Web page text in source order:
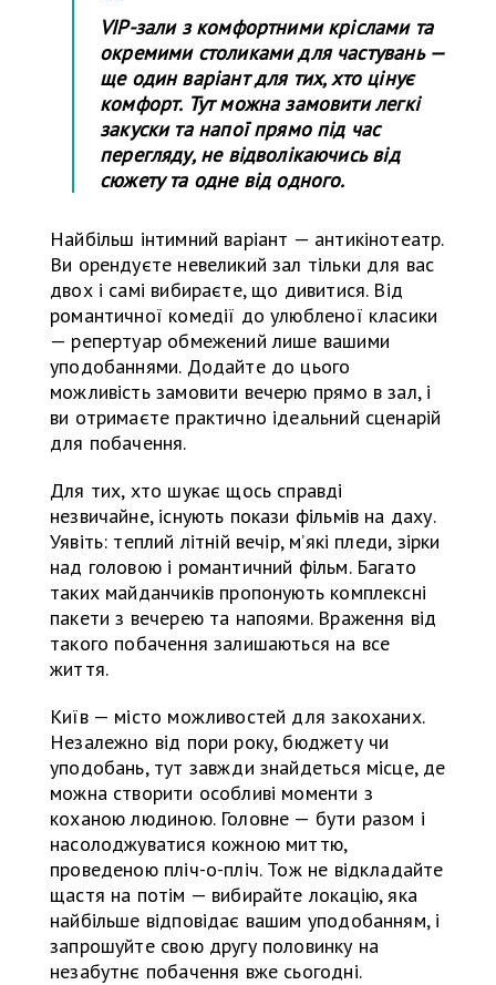
VIP-зали з комфортними кріслами та
окремими столиками для частувань —
ще один варіант для тих, хто цінує
комфорт. Тут можна замовити легкі
закуски та напої прямо під час
перегляду, не відволікаючись від
сюжету та одне від одного.
Найбільш інтимний варіант — антикінотеатр.
Ви орендуєте невеликий зал тільки для вас
двох і самі вибираєте, що дивитися. Від
романтичної комедії до улюбленої класики
— репертуар обмежений лише вашими
уподобаннями. Додайте до цього
можливість замовити вечерю прямо в зал, і
ви отримаєте практично ідеальний сценарій
для побачення.
Для тих, хто шукає щось справді
незвичайне, існують покази фільмів на даху.
Уявіть: теплий літній вечір, м’які пледи, зірки
над головою і романтичний фільм. Багато
таких майданчиків пропонують комплексні
пакети з вечерею та напоями. Враження від
такого побачення залишаються на все
життя.
Київ — місто можливостей для закоханих.
Незалежно від пори року, бюджету чи
уподобань, тут завжди знайдеться місце, де
можна створити особливі моменти з
коханою людиною. Головне — бути разом і
насолоджуватися кожною миттю,
проведеною пліч-о-пліч. Тож не відкладайте
щастя на потім — вибирайте локацію, яка
найбільше відповідає вашим уподобанням, і
запрошуйте свою другу половинку на
незабутнє побачення вже сьогодні.